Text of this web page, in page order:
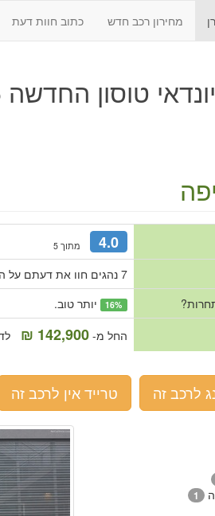
מחירון רכב חדש כתוב חוות דעת
יונדאי טוסון החדשה 2015 - 2018
4.0 מתוך 5
7 נהגים חוו את דעתם על הרכב. כולם ממליצים עליו.
16%
יותר טוב.
החל מ-142,900 ₪
לרכב זה טרייד אין לרכב זה
1